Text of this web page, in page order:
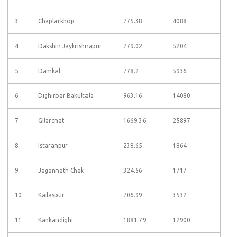
3 Chaplarkhop 775.38 4088
4 Dakshin Jaykrishnapur 779.02 5204
5 Damkal 778.2 5936
6 Dighirpar Bakultala 963.16 14080
7 Gilarchat 1669.36 25897
8 Istaranpur 238.65 1864
9 Jagannath Chak 324.56 1717
10 Kailaspur 706.99 3532
11 Kankandighi 1881.79 12900